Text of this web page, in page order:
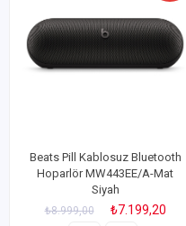
Beats Pill Kablosuz Bluetooth
Hoparlör MW443EE/A-Mat
Siyah
₺8.999,00 ₺7.199,20